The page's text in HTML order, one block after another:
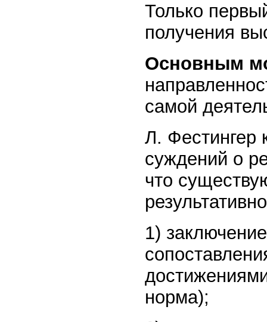
Только
получения
Основным
самой
Л. Фестингер
суждений о
что
1)
норма);